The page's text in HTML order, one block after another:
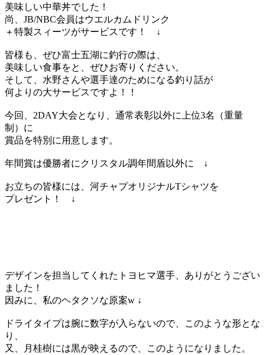
美味しい中華丼でした！
尚、JB/NBC会員はウエルカムドリンク
＋特製スィーツがサービスです！ ↓
皆様も、ぜひ富士五湖に釣行の際は、
美味しい食事をと、ぜひお寄りください。
そして、水野さんや選手達のためになる釣り話が
何よりの大サービスですよ！！
今回、2DAY大会となり、通常表彰以外に上位3名（重量
制）に
賞品を特別に用意します。
年間賞は優勝者にクリスタル調年間盾以外に ↓
お立ちの皆様には、河チャプオリジナルTシャツを
プレゼント！ ↓
デザインを担当してくれたトヨヒマ選手、ありがとうござい
ました！
因みに、私のヘタクソな原案w ↓
ドライタイプは腕に数字が入らないので、このような形とな
り、
又、月桂樹には黒が映えるので、このようになりました。